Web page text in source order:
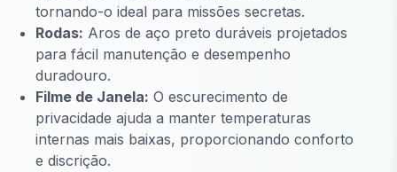
tornando-o ideal para missões secretas.
Rodas: Aros de aço preto duráveis projetados
para fácil manutenção e desempenho
duradouro.
Filme de Janela: O escurecimento de
privacidade ajuda a manter temperaturas
internas mais baixas, proporcionando conforto
e discrição.